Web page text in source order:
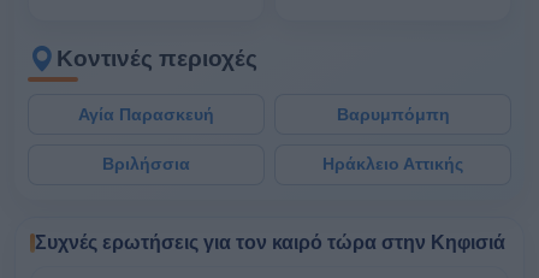
Κοντινές περιοχές
Αγία Παρασκευή Βαρυμπόμπη
Βριλήσσια Ηράκλειο Αττικής
Συχνές ερωτήσεις για τον καιρό τώρα στην Κηφισιά